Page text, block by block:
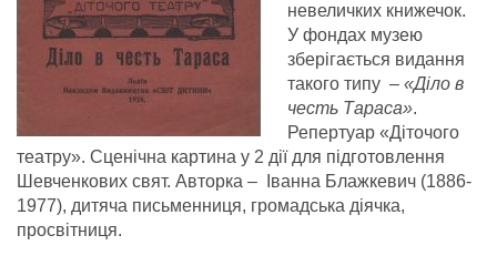
невеличких книжечок.
У фондах музею
зберігається видання
такого типу – «Діло в
честь Тараса».
Репертуар «Діточого
театру». Сценічна картина у 2 дії для підготовлення
Шевченкових свят. Авторка – Іванна Блажкевич (1886-
1977), дитяча письменниця, громадська діячка,
просвітниця.